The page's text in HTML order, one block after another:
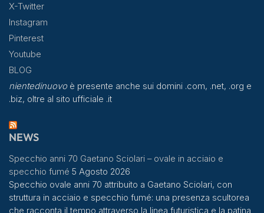
X-Twitter
Instagram
Pinterest
Youtube
BLOG
nientedinuovoè presente anche sui domini .com, .net, .org e
.biz, oltre al sito ufficiale .it
NEWS
Specchio anni 70 Gaetano Sciolari – ovale in acciaio e
specchio fumé 5 Agosto 2026
Specchio ovale anni 70 attribuito a Gaetano Sciolari, con
struttura in acciaio e specchio fumé: una presenza scultorea